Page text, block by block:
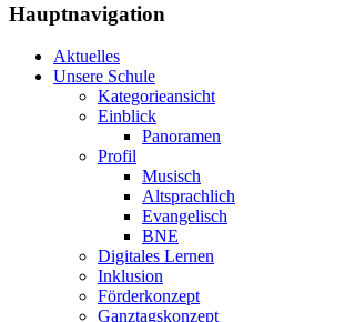
Hauptnavigation
Aktuelles
Unsere Schule
Kategorieansicht
Einblick
Panoramen
Profil
Musisch
Altsprachlich
Evangelisch
BNE
Digitales Lernen
Inklusion
Förderkonzept
Ganztagskonzept